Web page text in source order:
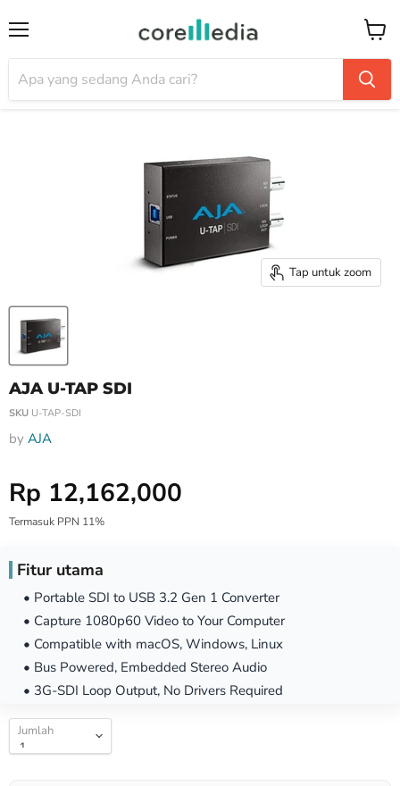
Tap untuk zoom
AJA U-TAP SDI
SKU U-TAP-SDI
by AJA
Harga Special
Rp 12,162,000
Termasuk PPN 11%
Fitur utama
• Portable SDI to USB 3.2 Gen 1 Converter
• Capture 1080p60 Video to Your Computer
• Compatible with macOS, Windows, Linux
• Bus Powered, Embedded Stereo Audio
• 3G-SDI Loop Output, No Drivers Required
Jumlah